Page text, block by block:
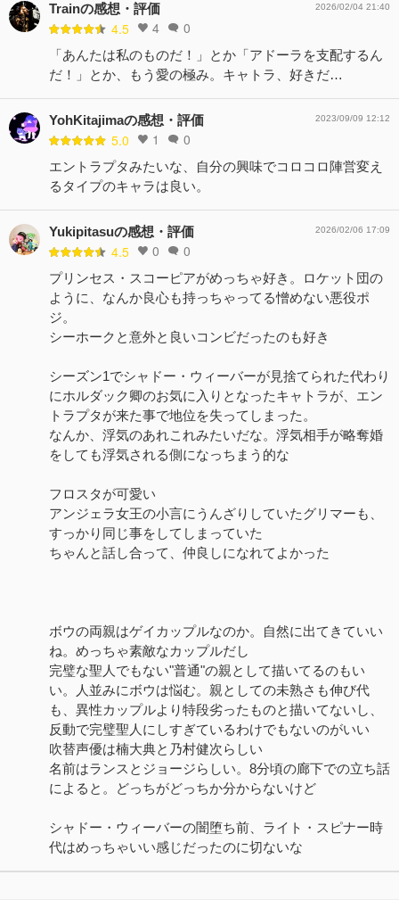
Trainの感想・評価
4.5 4 0
2026/02/04 21:40
「あんたは私のものだ！」とか「アドーラを支配するん
だ！」とか、もう愛の極み。キャトラ、好きだ…
YohKitajimaの感想・評価
5.0 1 0
2023/09/09 12:12
エントラプタみたいな、自分の興味でコロコロ陣営変え
るタイプのキャラは良い。
Yukipitasuの感想・評価
4.5 0 0
2026/02/06 17:09
プリンセス・スコーピアがめっちゃ好き。ロケット団の
ように、なんか良心も持っちゃってる憎めない悪役ポ
ジ。
シーホークと意外と良いコンビだったのも好き
シーズン1でシャドー・ウィーバーが見捨てられた代わり
にホルダック卿のお気に入りとなったキャトラが、エン
トラプタが来た事で地位を失ってしまった。
なんか、浮気のあれこれみたいだな。浮気相手が略奪婚
をしても浮気される側になっちまう的な
フロスタが可愛い
アンジェラ女王の小言にうんざりしていたグリマーも、
すっかり同じ事をしてしまっていた
ちゃんと話し合って、仲良しになれてよかった
ボウの両親はゲイカップルなのか。自然に出てきていい
ね。めっちゃ素敵なカップルだし
完璧な聖人でもない"普通"の親として描いてるのもい
い。人並みにボウは悩む。親としての未熟さも伸び代
も、異性カップルより特段劣ったものと描いてないし、
反動で完璧聖人にしすぎているわけでもないのがいい
吹替声優は楠大典と乃村健次らしい
名前はランスとジョージらしい。8分頃の廊下での立ち話
によると。どっちがどっちか分からないけど
シャドー・ウィーバーの闇堕ち前、ライト・スピナー時
代はめっちゃいい感じだったのに切ないな